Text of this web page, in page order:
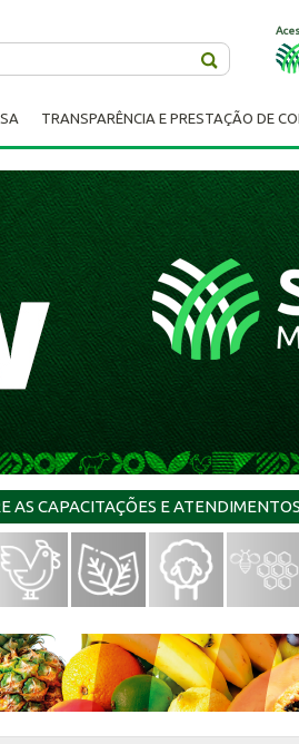
TRANSPARÊNCIA E PRESTAÇÃO DE
AS CAPACITAÇÕES E